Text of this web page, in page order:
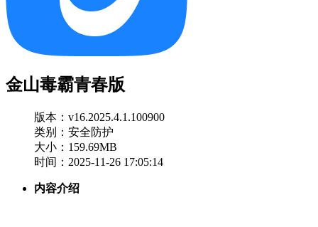
金山毒霸青春版
版本：v16.2025.4.1.100900
类别：安全防护
大小：159.69MB
时间：2025-11-26 17:05:14
内容介绍